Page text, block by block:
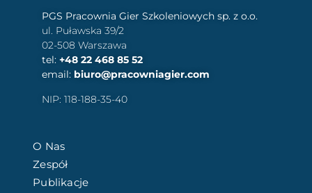
PGS Pracownia Gier Szkoleniowych sp. z o.o.
ul. Puławska 39/2
02-508 Warszawa
tel: +48 22 468 85 52
email: biuro@pracowniagier.com
NIP: 118-188-35-40
O Nas
Zespół
Publikacje